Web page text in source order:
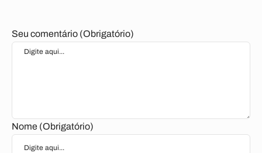
Seu comentário (Obrigatório)
Nome (Obrigatório)